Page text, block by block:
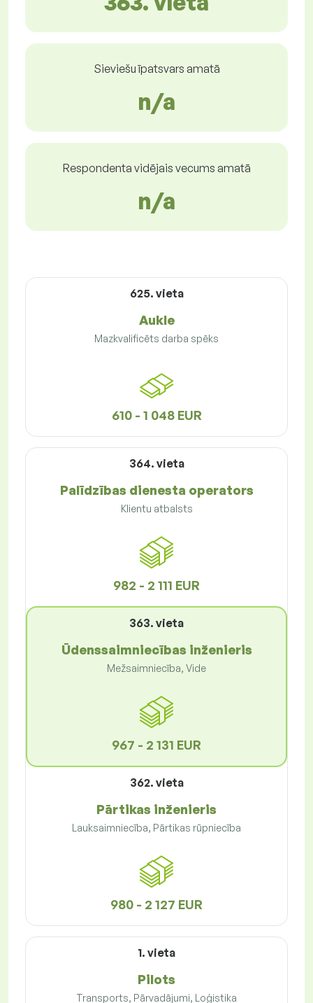
Sieviešu īpatsvars amatā
n/a
Respondenta vidējais vecums amatā
n/a
625. vieta
Aukle
Mazkvalificēts darba spēks
610 - 1 048 EUR
364. vieta
Palīdzības dienesta operators
Klientu atbalsts
982 - 2 111 EUR
363. vieta
Ūdenssaimniecības inženieris
Mežsaimniecība, Vide
967 - 2 131 EUR
362. vieta
Pārtikas inženieris
Lauksaimniecība, Pārtikas rūpniecība
980 - 2 127 EUR
1. vieta
Pilots
Transports, Pārvadājumi, Loģistika